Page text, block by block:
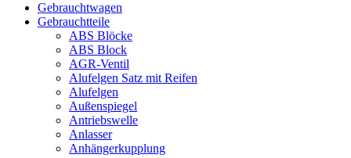
Gebrauchtwagen
Gebrauchtteile
ABS Blöcke
ABS Block
AGR-Ventil
Alufelgen Satz mit Reifen
Alufelgen
Außenspiegel
Antriebswelle
Anlasser
Anhängerkupplung